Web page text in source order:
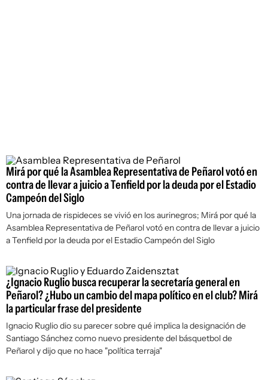
Mirá por qué la Asamblea Representativa de Peñarol votó en
contra de llevar a juicio a Tenfield por la deuda por el Estadio
Campeón del Siglo
Una jornada de rispideces se vivió en los aurinegros; Mirá por qué la
Asamblea Representativa de Peñarol votó en contra de llevar a juicio
a Tenfield por la deuda por el Estadio Campeón del Siglo
¿Ignacio Ruglio busca recuperar la secretaría general en
Peñarol? ¿Hubo un cambio del mapa político en el club? Mirá
la particular frase del presidente
Ignacio Ruglio dio su parecer sobre qué implica la designación de
Santiago Sánchez como nuevo presidente del básquetbol de
Peñarol y dijo que no hace "política terraja"